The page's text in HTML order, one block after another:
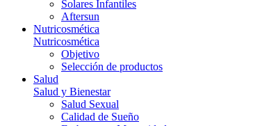
Solares Infantiles
Aftersun
Nutricosmética
Nutricosmética
Objetivo
Selección de productos
Salud
Salud y Bienestar
Salud Sexual
Calidad de Sueño